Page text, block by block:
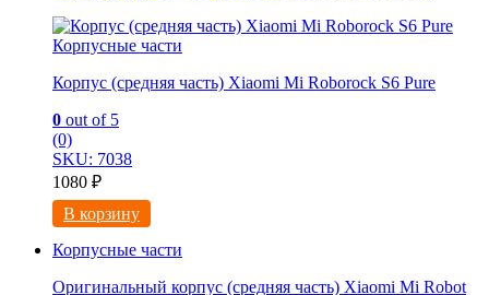
Корпусные части
Корпус (средняя часть) Xiaomi Mi Roborock S6 Pure
0 out of 5
(0)
SKU: 7038
1080 ₽
В корзину
Корпусные части
Оригинальный корпус (средняя часть) Xiaomi Mi Robot